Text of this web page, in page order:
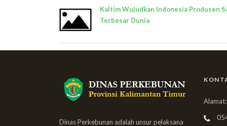
Kaltim Wujudkan Indonesia Produsen
Terbesar Dunia
Dinas Perkebunan adalah unsur pelaksana